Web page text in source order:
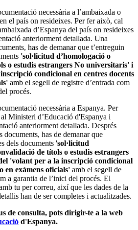
necessària a l’ambaixada o
el país on resideixes. Per fer això, cal
d’Espanya del país on resideixes
anteriorment detallada. Una
has de demanar que t’entreguin
'sol·licitud d’homologació o
o estudis estrangers No universitaris' i
condicional en centres docents
amb el segell de registre d’entrada com
procés.
necessària a Espanya. Per
Ministeri d’Educació d'Espanya i
anteriorment detallada. Després
documents, has de demanar que
dels documents 'sol·licitud
de títols o estudis estrangers
'volant per a la inscripció condicional
en exàmens oficials' amb el segell de
a garantia de l’inici del procés. El
tu per correu, així que les dades de la
han de ser completes i actualitzades.
de consulta, pots dirigir-te a la web
d'Espanya.